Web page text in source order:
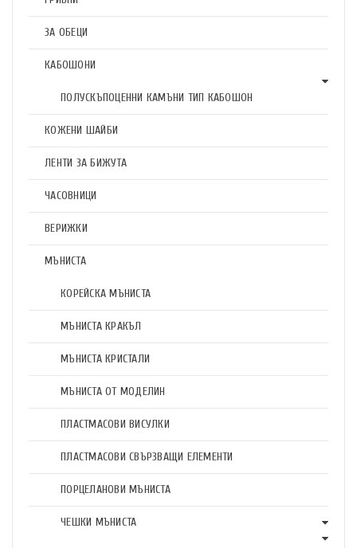
ЗА ОБЕЦИ
КАБОШОНИ
ПОЛУСКЪПОЦЕННИ КАМЪНИ ТИП КАБОШОН
КОЖЕНИ ШАЙБИ
ЛЕНТИ ЗА БИЖУТА
ЧАСОВНИЦИ
ВЕРИЖКИ
МЪНИСТА
КОРЕЙСКА МЪНИСТА
МЪНИСТА КРАКЪЛ
МЪНИСТА КРИСТАЛИ
МЪНИСТА ОТ МОДЕЛИН
ПЛАСТМАСОВИ ВИСУЛКИ
ПЛАСТМАСОВИ СВЪРЗВАЩИ ЕЛЕМЕНТИ
ПОРЦЕЛАНОВИ МЪНИСТА
ЧЕШКИ МЪНИСТА